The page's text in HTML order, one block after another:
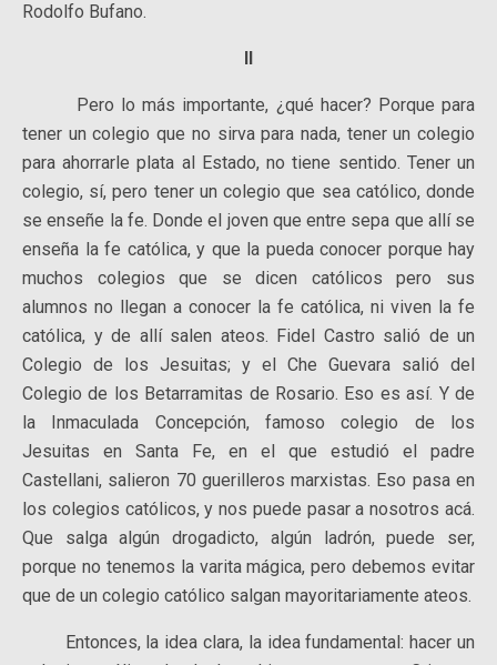
Rodolfo Bufano.
II
Pero lo más importante, ¿qué hacer? Porque para
tener un colegio que no sirva para nada, tener un colegio
para ahorrarle plata al Estado, no tiene sentido. Tener un
colegio, sí, pero tener un colegio que sea católico, donde
se enseñe la fe. Donde el joven que entre sepa que allí se
enseña la fe católica, y que la pueda conocer porque hay
muchos colegios que se dicen católicos pero sus
alumnos no llegan a conocer la fe católica, ni viven la fe
católica, y de allí salen ateos. Fidel Castro salió de un
Colegio de los Jesuitas; y el Che Guevara salió del
Colegio de los Betarramitas de Rosario. Eso es así. Y de
la Inmaculada Concepción, famoso colegio de los
Jesuitas en Santa Fe, en el que estudió el padre
Castellani, salieron 70 guerilleros marxistas. Eso pasa en
los colegios católicos, y nos puede pasar a nosotros acá.
Que salga algún drogadicto, algún ladrón, puede ser,
porque no tenemos la varita mágica, pero debemos evitar
que de un colegio católico salgan mayoritariamente ateos.
Entonces, la idea clara, la idea fundamental: hacer un